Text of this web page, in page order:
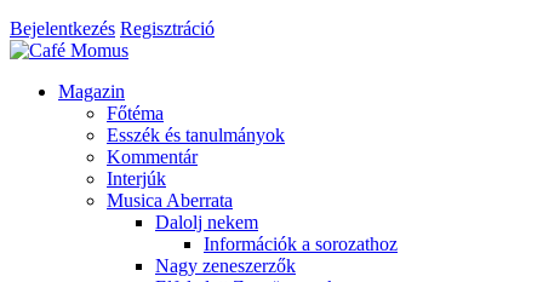
Bejelentkezés Regisztráció
Magazin
Főtéma
Esszék és tanulmányok
Kommentár
Interjúk
Musica Aberrata
Dalolj nekem
Információk a sorozathoz
Nagy zeneszerzők